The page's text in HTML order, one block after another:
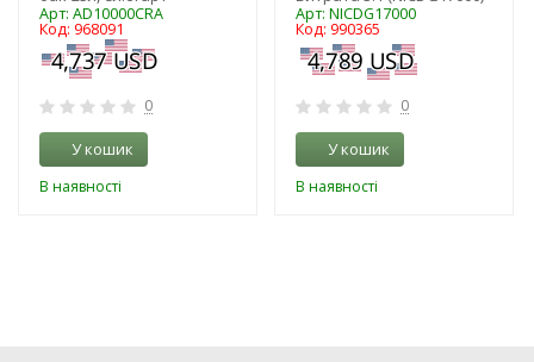
Арт: AD10000CRA
Код: 968091
0
У кошик
В наявності
Арт: NICDG17000
Код: 990365
0
У кошик
В наявності